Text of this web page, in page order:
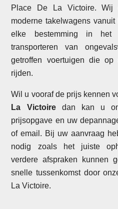
Place De La Victoire. Wij
moderne takelwagens
elke bestemming in het
transporteren van
getroffen voertuigen die
rijden.
Wil u vooraf de prijs kennen
La Victoiredan kan u
prijsopgave en uw
of email. Bij uw aanvraag
nodig zoals het juiste
verdere afspraken kunnen
snelle tussenkomst door
La Victoire.